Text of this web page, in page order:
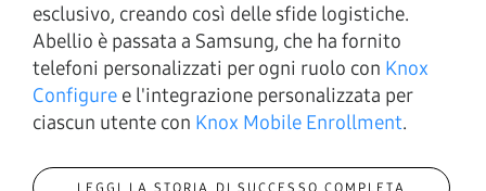
esclusivo, creando così delle sfide logistiche.
Abellio è passata a Samsung, che ha fornito
telefoni personalizzati per ogni ruolo con Knox
Configure e l'integrazione personalizzata per
ciascun utente con Knox Mobile Enrollment.
LEGGI LA STORIA DI SUCCESSO COMPLETA